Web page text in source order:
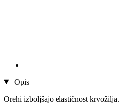
Opis
Orehi izboljšajo elastičnost krvožilja.